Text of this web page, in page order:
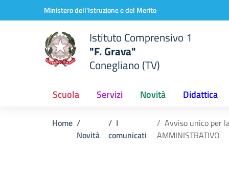
Vai ai contenuti
Vai al menu di navigazioneMinistero dell'Istruzione e del Merito
Istituto Comprensivo 1
"F. Grava"
Conegliano (TV)
Scuola Servizi Novità Didattica
Home
Novità
I
comunicati
Avviso unico per
AMMINISTRATIVO